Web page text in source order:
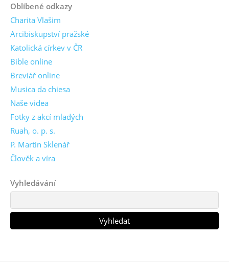
Oblíbené odkazy
Charita Vlašim
Arcibiskupství pražské
Katolická církev v ČR
Bible online
Breviář online
Musica da chiesa
Naše videa
Fotky z akcí mladých
Ruah, o. p. s.
P. Martin Sklenář
Člověk a víra
Vyhledávání